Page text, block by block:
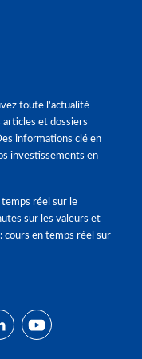
toute l'actualité
articles et dossiers
informations clé en
investissements en
temps réel sur le
sur les valeurs et
cours en temps réel sur